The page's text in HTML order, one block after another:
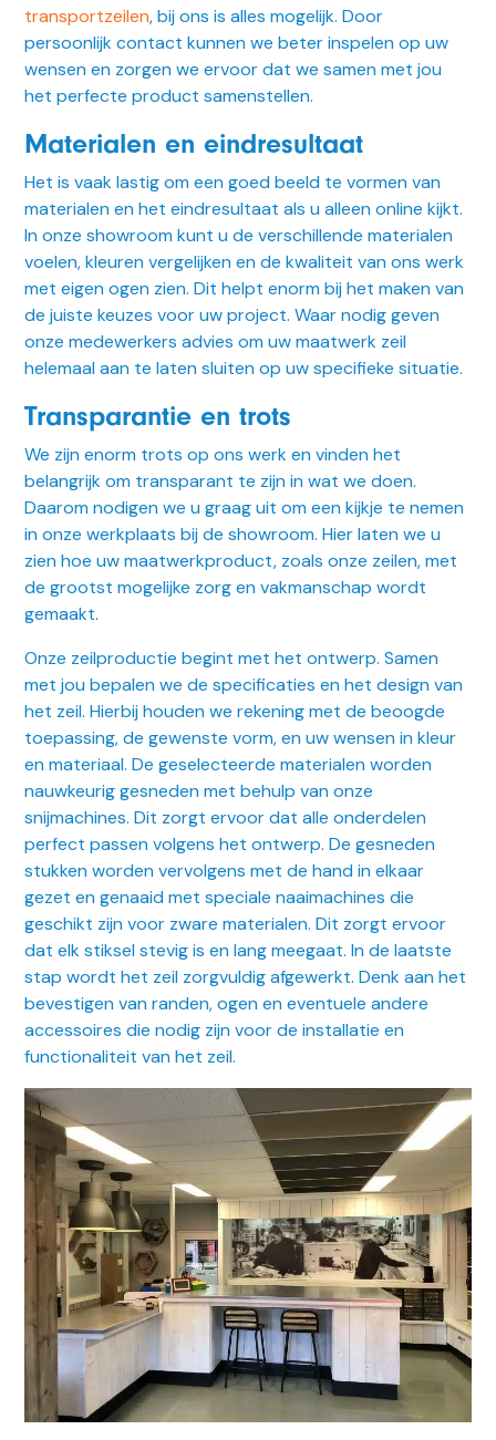
transportzeilen, bij ons is alles mogelijk. Door
persoonlijk contact kunnen we beter inspelen op uw
wensen en zorgen we ervoor dat we samen met jou
het perfecte product samenstellen.
Materialen en eindresultaat
Het is vaak lastig om een goed beeld te vormen van
materialen en het eindresultaat als u alleen online kijkt.
In onze showroom kunt u de verschillende materialen
voelen, kleuren vergelijken en de kwaliteit van ons werk
met eigen ogen zien. Dit helpt enorm bij het maken van
de juiste keuzes voor uw project. Waar nodig geven
onze medewerkers advies om uw maatwerk zeil
helemaal aan te laten sluiten op uw specifieke situatie.
Transparantie en trots
We zijn enorm trots op ons werk en vinden het
belangrijk om transparant te zijn in wat we doen.
Daarom nodigen we u graag uit om een kijkje te nemen
in onze werkplaats bij de showroom. Hier laten we u
zien hoe uw maatwerkproduct, zoals onze zeilen, met
de grootst mogelijke zorg en vakmanschap wordt
gemaakt.
Onze zeilproductie begint met het ontwerp. Samen
met jou bepalen we de specificaties en het design van
het zeil. Hierbij houden we rekening met de beoogde
toepassing, de gewenste vorm, en uw wensen in kleur
en materiaal. De geselecteerde materialen worden
nauwkeurig gesneden met behulp van onze
snijmachines. Dit zorgt ervoor dat alle onderdelen
perfect passen volgens het ontwerp. De gesneden
stukken worden vervolgens met de hand in elkaar
gezet en genaaid met speciale naaimachines die
geschikt zijn voor zware materialen. Dit zorgt ervoor
dat elk stiksel stevig is en lang meegaat. In de laatste
stap wordt het zeil zorgvuldig afgewerkt. Denk aan het
bevestigen van randen, ogen en eventuele andere
accessoires die nodig zijn voor de installatie en
functionaliteit van het zeil.